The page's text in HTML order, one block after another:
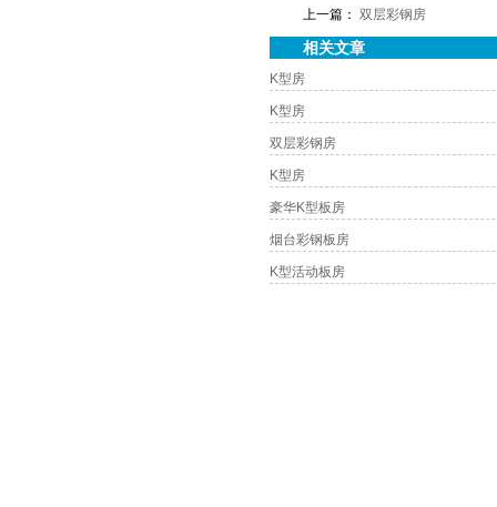
上一篇： 双层彩钢房
相关文章
K型房
K型房
双层彩钢房
K型房
豪华K型板房
烟台彩钢板房
K型活动板房